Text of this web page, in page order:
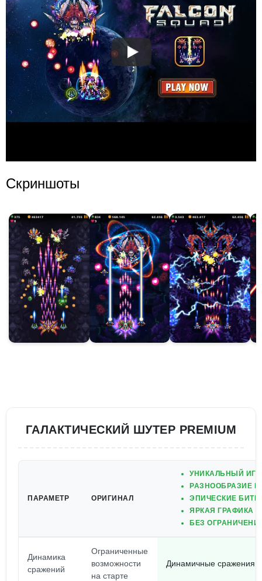
Скриншоты
ГАЛАКТИЧЕСКИЙ ШУТЕР PREMIUM
ПАРАМЕТР ОРИГИНАЛ
УНИКАЛЬНЫЙ
РАЗНООБРАЗИЕ
ЭПИЧЕСКИЕ
ЯРКАЯ ГРАФИКА
БЕЗ
Динамика
сражений
Ограниченные
возможности
на старте
Динамичные сражения